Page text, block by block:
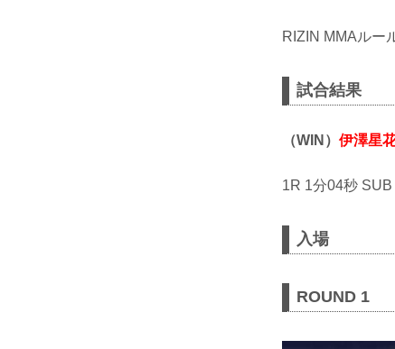
RIZIN MMAルー
試合結果
（WIN） 伊澤星
1R 1分04秒 SUB
入場
ROUND 1